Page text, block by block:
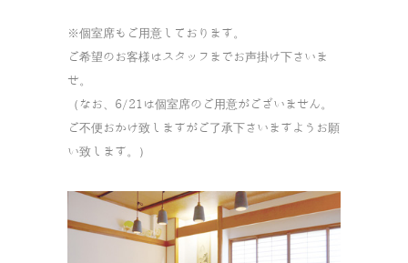
※個室席もご用意しております。
ご希望のお客様はスタッフまでお声掛け下さいま
せ。
（なお、6/21は個室席のご用意がございません。
ご不便おかけ致しますがご了承下さいますようお願
い致します。）